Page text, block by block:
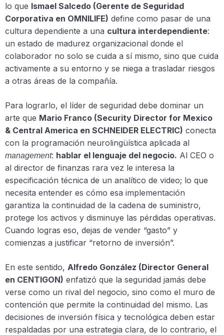
lo que Ismael Salcedo (Gerente de Seguridad
Corporativa en OMNILIFE) define como pasar de una
cultura dependiente a una cultura interdependiente:
un estado de madurez organizacional donde el
colaborador no solo se cuida a sí mismo, sino que cuida
activamente a su entorno y se niega a trasladar riesgos
a otras áreas de la compañía.
Para lograrlo, el líder de seguridad debe dominar un
arte que Mario Franco (Security Director for Mexico
& Central America en SCHNEIDER ELECTRIC) conecta
con la programación neurolingüística aplicada al
management: hablar el lenguaje del negocio. Al CEO o
al director de finanzas rara vez le interesa la
especificación técnica de un analítico de video; lo que
necesita entender es cómo esa implementación
garantiza la continuidad de la cadena de suministro,
protege los activos y disminuye las pérdidas operativas.
Cuando logras eso, dejas de vender “gasto” y
comienzas a justificar “retorno de inversión”.
En este sentido, Alfredo González (Director General
en CENTIGON) enfatizó que la seguridad jamás debe
verse como un rival del negocio, sino como el muro de
contención que permite la continuidad del mismo. Las
decisiones de inversión física y tecnológica deben estar
respaldadas por una estrategia clara, de lo contrario, el